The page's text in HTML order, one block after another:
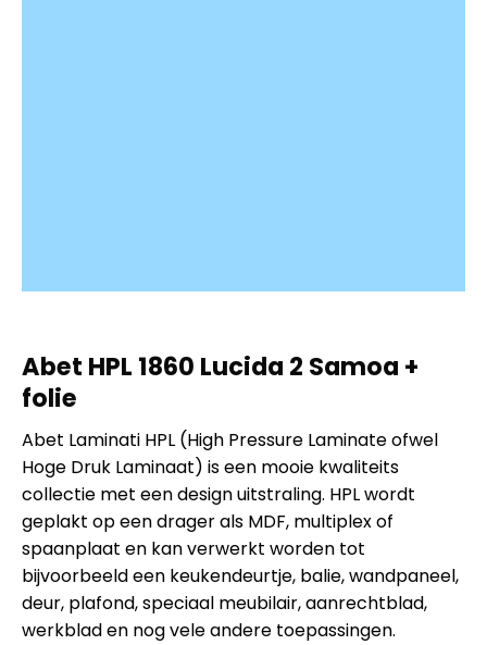
Abet HPL 1860 Lucida 2 Samoa +
folie
Abet Laminati HPL (High Pressure Laminate ofwel
Hoge Druk Laminaat) is een mooie kwaliteits
collectie met een design uitstraling. HPL wordt
geplakt op een drager als MDF, multiplex of
spaanplaat en kan verwerkt worden tot
bijvoorbeeld een keukendeurtje, balie, wandpaneel,
deur, plafond, speciaal meubilair, aanrechtblad,
werkblad en nog vele andere toepassingen.